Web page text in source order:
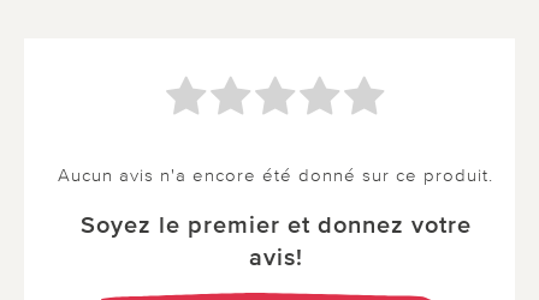
Aucun avis n'a encore été donné sur ce produit.
Soyez le premier et donnez votre
avis!